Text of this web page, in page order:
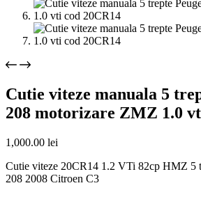
Cutie viteze manuala 5
208 motorizare ZMZ 1.0
1,000.00 lei
Cutie viteze 20CR14 1.2 VTi 82cp HMZ 5
208 2008 Citroen C3